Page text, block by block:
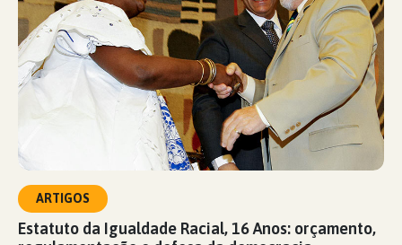
ARTIGOS
Estatuto da Igualdade Racial, 16 Anos: orçamento,